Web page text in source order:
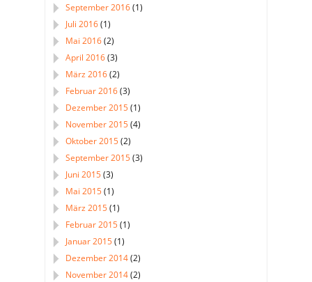
September 2016(1)
Juli 2016(1)
Mai 2016(2)
April 2016(3)
März 2016(2)
Februar 2016(3)
Dezember 2015(1)
November 2015(4)
Oktober 2015(2)
September 2015(3)
Juni 2015(3)
Mai 2015(1)
März 2015(1)
Februar 2015(1)
Januar 2015(1)
Dezember 2014(2)
November 2014(2)